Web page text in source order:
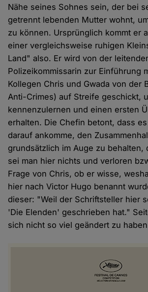
Nähe seines Sohnes sein, der bei
getrennt lebenden Mutter wohnt,
zu können. Ursprünglich kommt er
einer vergleichsweise ruhigen
Land" also. Er wird von der
Polizeikommissarin zur Einführung
Kollegen Chris und Gwada von der
Anti-Crimes) auf Streife geschickt,
kennenzulernen und einen ersten
erhalten. Die Chefin betont, dass
darauf ankomme, den
grundsätzlich im Auge zu behalten,
sei man hier nichts und verloren
Frage von Chris, ob er wisse,
hier nach Victor Hugo benannt
dieser: "Weil der Schriftsteller hier
'Die Elenden' geschrieben hat."
sich nicht so viel geändert zu